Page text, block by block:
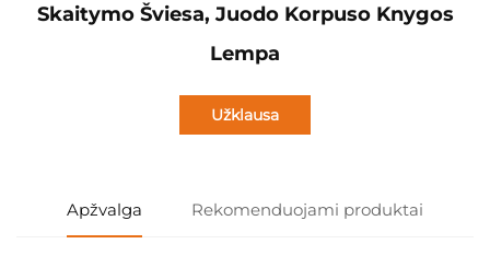
Skaitymo Šviesa, Juodo Korpuso Knygos
Lempa
Užklausa
Apžvalga Rekomenduojami produktai